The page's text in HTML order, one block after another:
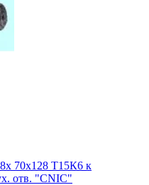
70х128 Т15К6 к
отв. "CNIC"